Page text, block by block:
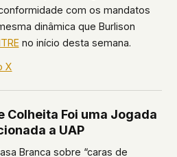
com os mandatos
dinâmica que Burlison
no início desta semana.
X
Colheita Foi uma Jogada
a UAP
Branca sobre “caras de